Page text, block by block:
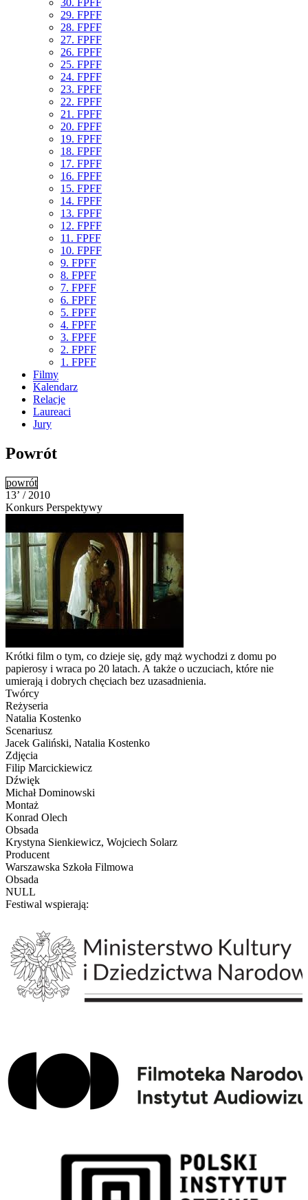
29. FPFF
28. FPFF
27. FPFF
26. FPFF
25. FPFF
24. FPFF
23. FPFF
22. FPFF
21. FPFF
20. FPFF
19. FPFF
18. FPFF
17. FPFF
16. FPFF
15. FPFF
14. FPFF
13. FPFF
12. FPFF
11. FPFF
10. FPFF
9. FPFF
8. FPFF
7. FPFF
6. FPFF
5. FPFF
4. FPFF
3. FPFF
2. FPFF
1. FPFF
Filmy
Kalendarz
Relacje
Laureaci
Jury
Powrót
powrót
13’ / 2010
Konkurs Perspektywy
Krótki film o tym, co dzieje się, gdy mąż wychodzi z domu po
papierosy i wraca po 20 latach. A także o uczuciach, które nie
umierają i dobrych chęciach bez uzasadnienia.
Twórcy
Reżyseria
Natalia Kostenko
Scenariusz
Jacek Galiński, Natalia Kostenko
Zdjęcia
Filip Marcickiewicz
Dźwięk
Michał Dominowski
Montaż
Konrad Olech
Obsada
Krystyna Sienkiewicz, Wojciech Solarz
Producent
Warszawska Szkoła Filmowa
Obsada
NULL
Festiwal wspierają: